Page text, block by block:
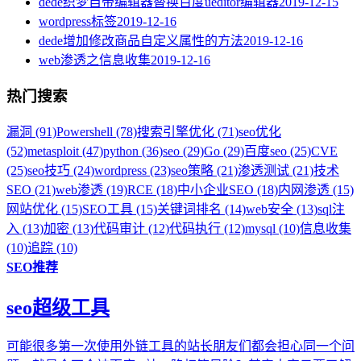
wordpress标签2019-12-16
dede增加修改商品自定义属性的方法2019-12-16
web渗透之信息收集2019-12-16
热门搜索
漏洞 (91)Powershell (78)搜索引擎优化 (71)seo优化
(52)metasploit (47)python (36)seo (29)Go (29)百度seo (25)CVE
(25)seo技巧 (24)wordpress (23)seo策略 (21)渗透测试 (21)技术
SEO (21)web渗透 (19)RCE (18)中小企业SEO (18)内网渗透 (15)
网站优化 (15)SEO工具 (15)关键词排名 (14)web安全 (13)sql注
入 (13)加密 (13)代码审计 (12)代码执行 (12)mysql (10)信息收集
(10)追踪 (10)
SEO推荐
seo超级工具
可能很多第一次使用外链工具的站长朋友们都会担心同一个问